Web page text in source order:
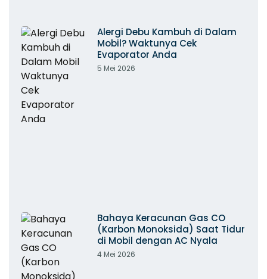
Alergi Debu Kambuh di Dalam
Mobil? Waktunya Cek
Evaporator Anda
5 Mei 2026
Bahaya Keracunan Gas CO
(Karbon Monoksida) Saat Tidur
di Mobil dengan AC Nyala
4 Mei 2026